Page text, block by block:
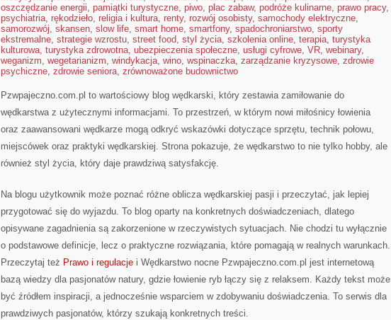
oszczędzanie energii, pamiątki turystyczne, piwo, plac zabaw, podróże kulinarne, prawo pracy,
psychiatria, rękodzieło, religia i kultura, renty, rozwój osobisty, samochody elektryczne,
samorozwój, skansen, slow life, smart home, smartfony, spadochroniarstwo, sporty
ekstremalne, strategie wzrostu, street food, styl życia, szkolenia online, terapia, turystyka
kulturowa, turystyka zdrowotna, ubezpieczenia społeczne, usługi cyfrowe, VR, webinary,
weganizm, wegetarianizm, windykacja, wino, wspinaczka, zarządzanie kryzysowe, zdrowie
psychiczne, zdrowie seniora, zrównoważone budownictwo
Pzwpajeczno.com.pl to wartościowy blog wędkarski, który zestawia zamiłowanie do
wędkarstwa z użytecznymi informacjami. To przestrzeń, w którym nowi miłośnicy łowienia
oraz zaawansowani wędkarze mogą odkryć wskazówki dotyczące sprzętu, technik połowu,
miejscówek oraz praktyki wędkarskiej. Strona pokazuje, że wędkarstwo to nie tylko hobby, ale
również styl życia, który daje prawdziwą satysfakcję.
Na blogu użytkownik może poznać różne oblicza wędkarskiej pasji i przeczytać, jak lepiej
przygotować się do wyjazdu. To blog oparty na konkretnych doświadczeniach, dlatego
opisywane zagadnienia są zakorzenione w rzeczywistych sytuacjach. Nie chodzi tu wyłącznie
o podstawowe definicje, lecz o praktyczne rozwiązania, które pomagają w realnych warunkach.
Przeczytaj też Prawo i regulacje i Wędkarstwo nocne Pzwpajeczno.com.pl jest internetową
bazą wiedzy dla pasjonatów natury, gdzie łowienie ryb łączy się z relaksem. Każdy tekst może
być źródłem inspiracji, a jednocześnie wsparciem w zdobywaniu doświadczenia. To serwis dla
prawdziwych pasjonatów, którzy szukają konkretnych treści.